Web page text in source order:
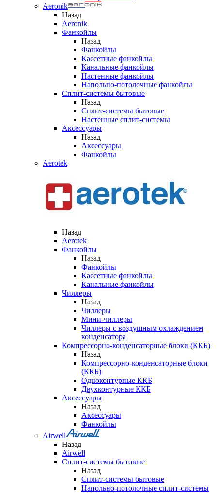
Aeronik
Назад
Aeronik
Фанкойлы
Назад
Фанкойлы
Кассетные фанкойлы
Канальные фанкойлы
Настенные фанкойлы
Напольно-потолочные фанкойлы
Сплит-системы бытовые
Назад
Сплит-системы бытовые
Настенные сплит-системы
Аксессуары
Назад
Аксессуары
Фанкойлы
Aerotek
Назад
Aerotek
Фанкойлы
Назад
Фанкойлы
Кассетные фанкойлы
Канальные фанкойлы
Чиллеры
Назад
Чиллеры
Мини-чиллеры
Чиллеры с воздушным охлаждением
конденсатора
Компрессорно-конденсаторные блоки (ККБ)
Назад
Компрессорно-конденсаторные блоки
(ККБ)
Одноконтурные ККБ
Двухконтурные ККБ
Аксессуары
Назад
Аксессуары
Фанкойлы
Airwell
Назад
Airwell
Сплит-системы бытовые
Назад
Сплит-системы бытовые
Напольно-потолочные сплит-системы